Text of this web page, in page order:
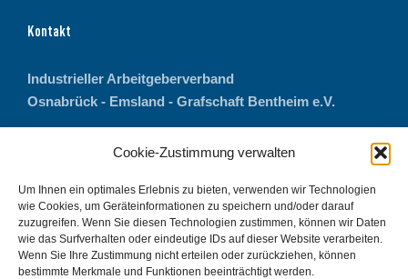
Cookie-Zustimmung verwalten
Um Ihnen ein optimales Erlebnis zu bieten, verwenden wir Technologien
wie Cookies, um Geräteinformationen zu speichern und/oder darauf
zuzugreifen. Wenn Sie diesen Technologien zustimmen, können wir Daten
wie das Surfverhalten oder eindeutige IDs auf dieser Website verarbeiten.
Wenn Sie Ihre Zustimmung nicht erteilen oder zurückziehen, können
bestimmte Merkmale und Funktionen beeinträchtigt werden.
Kontakt
Industrieller Arbeitgeberverband
Osnabrück - Emsland - Grafschaft Bentheim e.V.
Telefon: 0541 77068-0
Fax: 0541 77068-27
E-Mail:info@iav-online.de